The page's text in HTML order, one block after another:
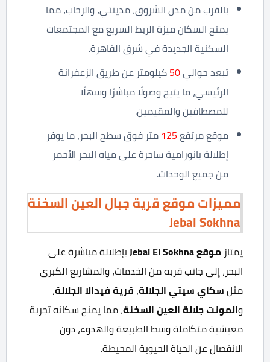
بالقرب من مدن الشروق، مدينتي، والرحاب، مما
يمنح السكان ميزة الربط السريع مع المجتمعات
السكنية الجديدة في شرق القاهرة.
تبعد حوالي50كيلومتر عن طريق الزعفرانة
الرئيسي، ما يتيح وصولًا مباشرًا وسهلًا
للمصطافين والمقيمين.
موقع مرتفع125 متر فوق سطح البحر، ما يوفر
إطلالة بانورامية ساحرة على مياه البحر الأحمر
من جميع الوحدات.
مميزات موقع قرية جبال العين السخنة
Jebal Sokhna
يمتاز موقع
بإطلالة مباشرة على
البحر، إلى جانب قربه من الخدمات، والمشاريع الكبرى
مثلسكاي سيتي الجلالة، قرية فيدالا الجلالة،
والمونت جلالة العين السخنة، مما يمنح سكانه تجربة
معيشية متكاملة وسط الطبيعة والهدوء، دون
الانفصال عن الحياة الحيوية المحيطة.